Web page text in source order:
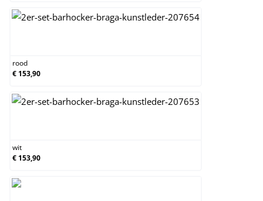
rood
€ 153,90
wit
€ 153,90